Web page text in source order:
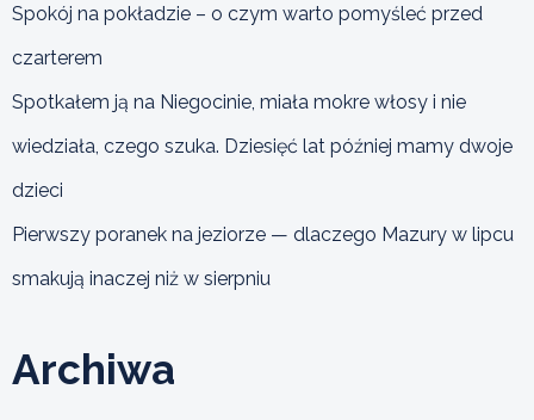
Spokój na pokładzie – o czym warto pomyśleć przed
czarterem
Spotkałem ją na Niegocinie, miała mokre włosy i nie
wiedziała, czego szuka. Dziesięć lat później mamy dwoje
dzieci
Pierwszy poranek na jeziorze — dlaczego Mazury w lipcu
smakują inaczej niż w sierpniu
Archiwa